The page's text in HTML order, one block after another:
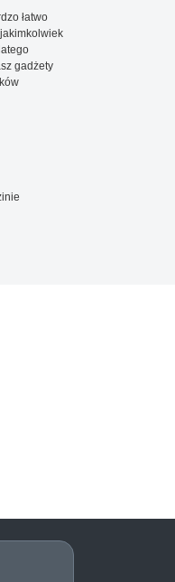
łatwo
gadżety